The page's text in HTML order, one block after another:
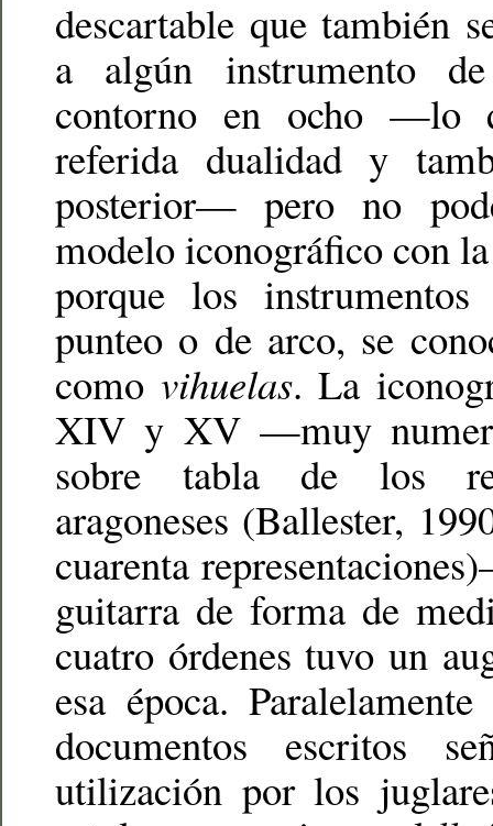
descartable que también
a algún instrumento
contorno en ocho —lo
referida dualidad y
posterior— pero no
modelo iconográfico con
porque los
punteo o de arco, se
como vihuelas. La
XIV y XV —muy
sobre tabla de los
aragoneses (Ballester,
cuarenta
guitarra de forma de
cuatro órdenes tuvo un
esa época.
documentos escritos
utilización por los